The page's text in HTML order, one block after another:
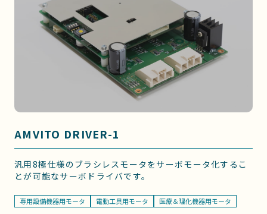
AMVITO DRIVER-1
汎用8極仕様のブラシレスモータをサーボモータ化するこ
とが可能なサーボドライバです。
専用設備機器用モータ 電動工具用モータ 医療＆理化機器用モータ